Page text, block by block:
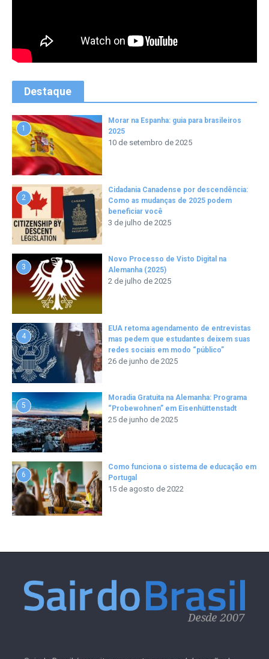
Destaque
1
Morar na Espanha: guia para brasileiros
2025
10 de setembro de 2025
2
Cidadania Canadense por descendência:
Como as mudanças de 2025 podem
beneficiar você
3 de julho de 2025
3
Novo Processo de Visto Digital na
Alemanha (2025)
2 de julho de 2025
4
EUA retoma agendamento de entrevistas
mas pedem que estudantes deixem suas
redes sociais em modo “público”
26 de junho de 2025
5
Moradia Gratuita na Alemanha: Programa
“Probewohnen” em Eisenhüttenstadt
25 de junho de 2025
6
Como funciona o sistema de educação em
Portugal
15 de agosto de 2022